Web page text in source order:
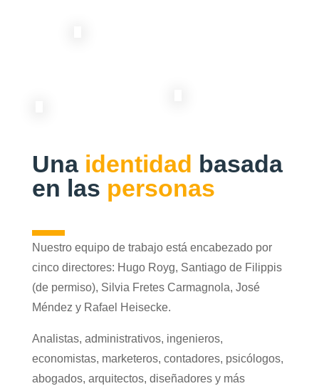
Una identidad basada
en las personas
Nuestro equipo de trabajo está encabezado por
cinco directores: Hugo Royg, Santiago de Filippis
(de permiso), Silvia Fretes Carmagnola, José
Méndez y Rafael Heisecke.
Analistas, administrativos, ingenieros,
economistas, marketeros, contadores, psicólogos,
abogados, arquitectos, diseñadores y más